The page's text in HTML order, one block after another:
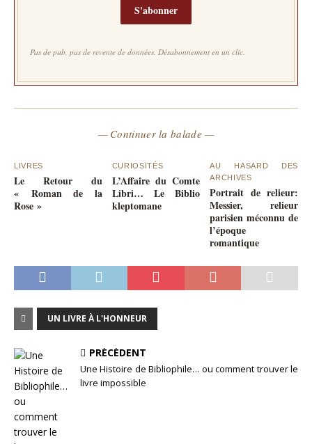
S'abonner
Pas de pub, pas de revente de données. Désabonnement en un clic.
— Continuer la balade —
LIVRES
Le Retour du
« Roman de la
Rose »
CURIOSITÉS
L’Affaire du Comte
Libri… Le Biblio
kleptomane
AU HASARD DES
ARCHIVES
Portrait de relieur:
Messier, relieur
parisien méconnu de
l’époque
romantique
UN LIVRE À L'HONNEUR
PRÉCÉDENT
Une Histoire de Bibliophile… ou comment trouver le
livre impossible